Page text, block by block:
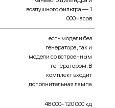
воздушного фильтра — 1
000 часов
есть модели без
генератора, так и
модели со встроенным
генератором. В
комплект входит
дополнительная лампа
48 000–120 000 кд